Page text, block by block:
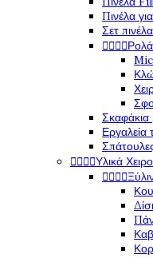
Πινέλα
Σετ πινέλα

Εργαλεία
Υλικά
